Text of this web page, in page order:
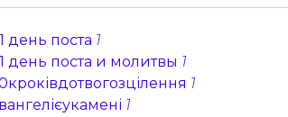
день поста 1
день поста и молитвы 1
1
1